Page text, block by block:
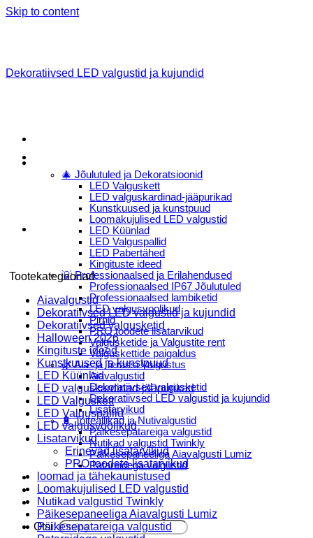
Skip to content
🎄 Jõulutuled ja Dekoratsioonid
LED Valguskett
LED valguskardinad-jääpurikad
Kunstkuused ja kunstpuud
Loomakujulised LED valgustid
LED Küünlad
LED Valguspallid
LED Pabertähed
Kingituste ideed
💡 Professionaalsed ja Erilahendused
Professionaalsed IP67 Jõulutuled
Professionaalsed lambiketid
LED valgusvoolikud
Pirnid
PRO toodete lisatarvikud
Valgusketide ja Valgustite rent
Valguskettide paigaldus
🌿 Aia- ja Terassi Valgustus
Aiavalgustid
Dekoratiivsed valgusketid
Dekoratiivsed LED valgustid ja kujundid
Lisatarvikud
🔋 Toiteallikad ja Nutivalgustid
Päikesepatareiga valgustid
Nutikad valgustid Twinkly
Päikesepaneeliga Aiavalgusti Lumiz
Patareidega valgustid
Päikeselaternad Lumiz
Valguskettide paigaldus
Blogi
Otsi:
Dekoratiivsed LED valgustid ja kujundid
Tootekategooriad
Aiavalgustid
Dekoratiivsed LED valgustid ja kujundid
Dekoratiivsed valgusketid
Halloween 2026
Kingituste ideed
Kunstkuused ja kunstpuud
LED Küünlad
LED valguskardinad-jääpurikad
LED Valguskett
LED Valguspallid
LED valgusvoolikud
Lisatarvikud
Erinevad lisatarvikud
PRO toodete lisatarvikud
loomad ja tähekaunistused
Loomakujulised LED valgustid
Nutikad valgustid Twinkly
Päikesepaneeliga Aiavalgusti Lumiz
Päikesepatareiga valgustid